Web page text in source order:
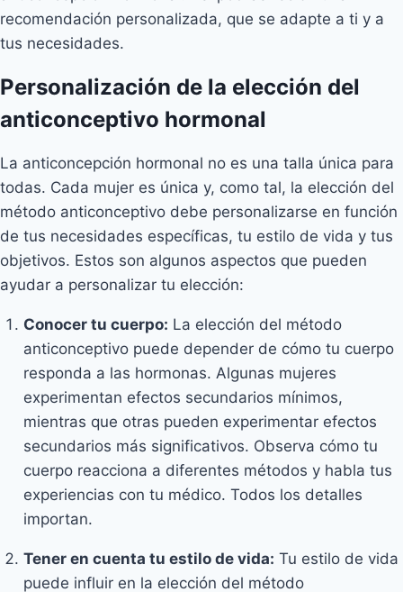
recomendación personalizada, que se adapte a ti y a
tus necesidades.
Personalización de la elección del
anticonceptivo hormonal
La anticoncepción hormonal no es una talla única para
todas. Cada mujer es única y, como tal, la elección del
método anticonceptivo debe personalizarse en función
de tus necesidades específicas, tu estilo de vida y tus
objetivos. Estos son algunos aspectos que pueden
ayudar a personalizar tu elección:
Conocer tu cuerpo: La elección del método
anticonceptivo puede depender de cómo tu cuerpo
responda a las hormonas. Algunas mujeres
experimentan efectos secundarios mínimos,
mientras que otras pueden experimentar efectos
secundarios más significativos. Observa cómo tu
cuerpo reacciona a diferentes métodos y habla tus
experiencias con tu médico. Todos los detalles
importan.
Tener en cuenta tu estilo de vida: Tu estilo de vida
puede influir en la elección del método